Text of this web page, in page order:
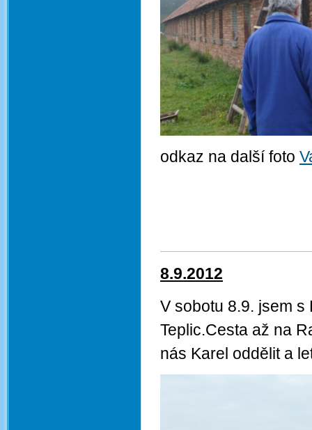
odkaz na další foto
8.9.2012
V sobotu 8.9. jsem s
Teplic.Cesta až na
nás Karel oddělit a